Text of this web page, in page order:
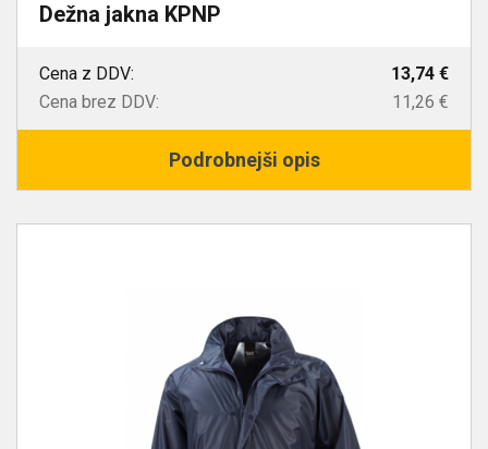
Dežna jakna KPNP
Cena z DDV:
13,74 €
Cena brez DDV:
11,26 €
Podrobnejši opis